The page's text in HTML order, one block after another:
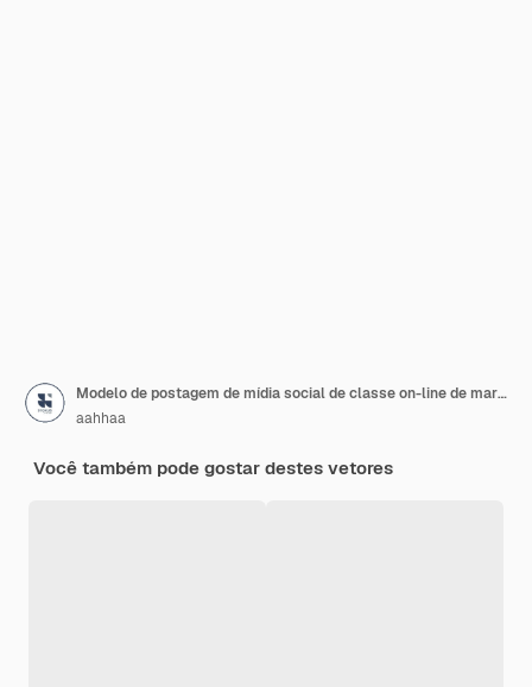
Modelo de postagem de mídia social de classe on-line de marketing digital
aahhaa
Você também pode gostar destes vetores